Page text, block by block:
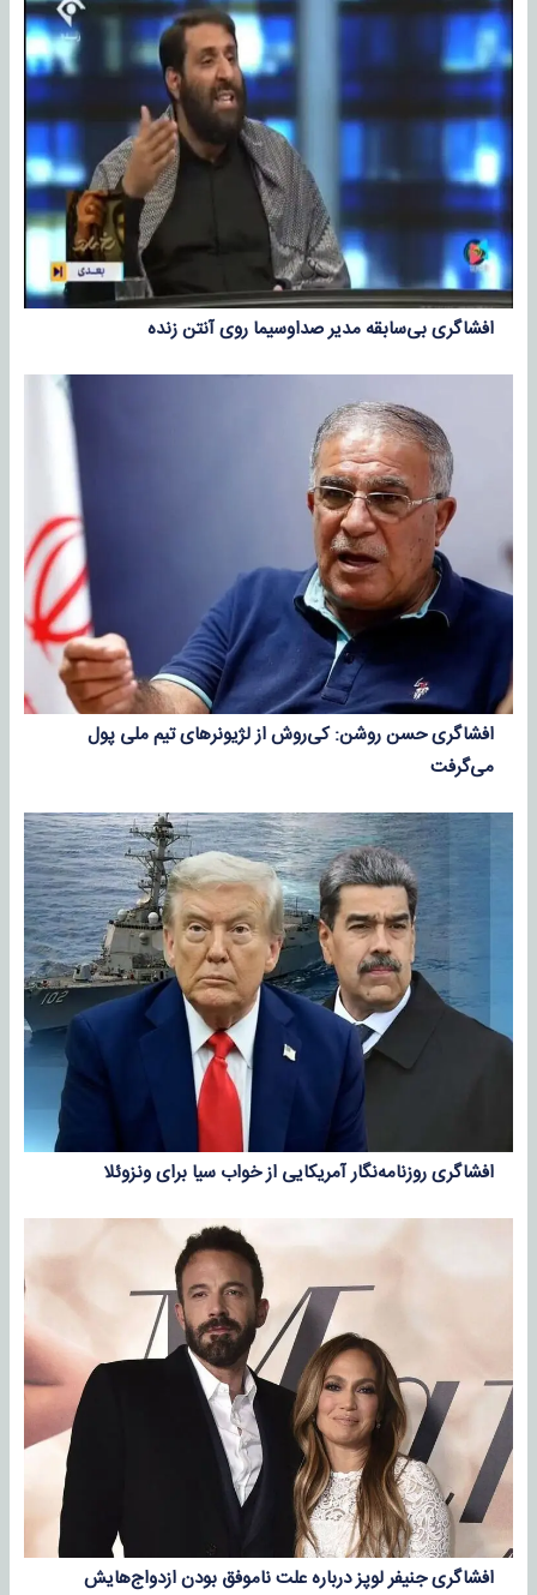
افشاگری بی‌سابقه مدیر صداوسیما روی آنتن زنده
افشاگری حسن روشن: کی‌روش از لژیونرهای تیم ملی پول
می‌گرفت
افشاگری روزنامه‌نگار آمریکایی از خواب سیا برای ونزوئلا
افشاگری جنیفر لوپز درباره علت ناموفق بودن ازدواج‌هایش